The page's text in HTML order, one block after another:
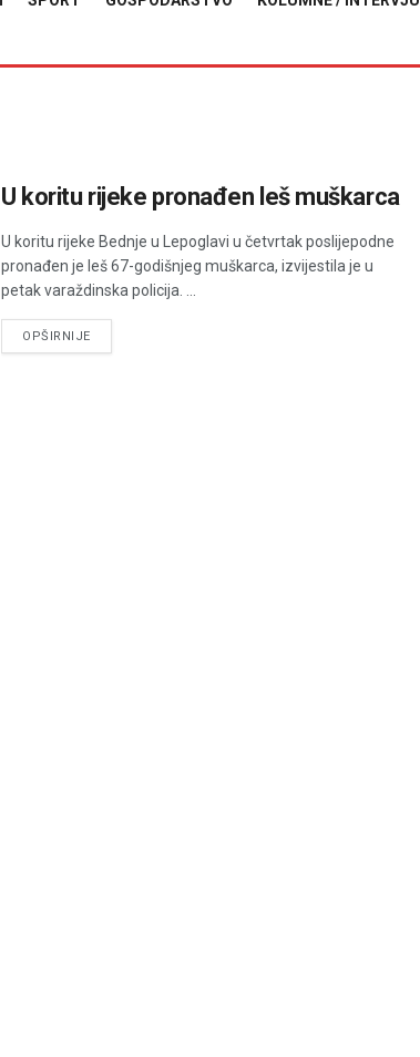
U koritu rijeke pronađen leš muškarca
U koritu rijeke Bednje u Lepoglavi u četvrtak poslijepodne
pronađen je leš 67-godišnjeg muškarca, izvijestila je u
petak varaždinska policija. ...
OPŠIRNIJEDETAILS